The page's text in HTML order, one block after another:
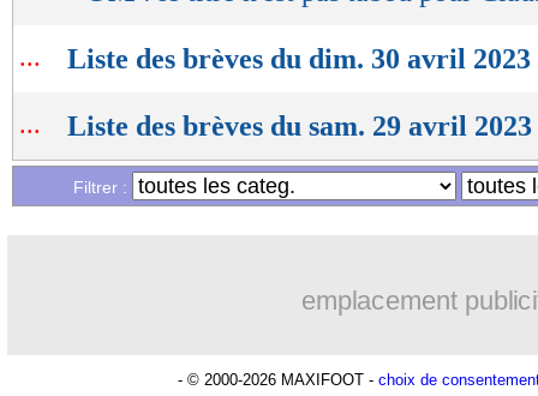
... Liste des brèves du dim. 30 avril 2023
... Liste des brèves du sam. 29 avril 2023
Filtrer :
emplacement
- © 2000-2026 MAXIFOOT - choix de